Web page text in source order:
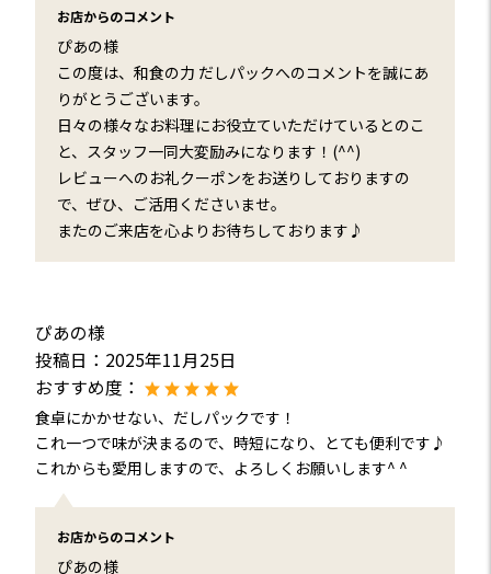
お店からのコメント
ぴあの様
この度は、和食の力 だしパックへのコメントを誠にあ
りがとうございます。
日々の様々なお料理にお役立ていただけているとのこ
と、スタッフ一同大変励みになります！(^^)
レビューへのお礼クーポンをお送りしておりますの
で、ぜひ、ご活用くださいませ。
またのご来店を心よりお待ちしております♪
ぴあの様
投稿日： 2025年11月25日
おすすめ度：
食卓にかかせない、だしパックです！
これ一つで味が決まるので、時短になり、とても便利です♪
これからも愛用しますので、よろしくお願いします^ ^
お店からのコメント
ぴあの様